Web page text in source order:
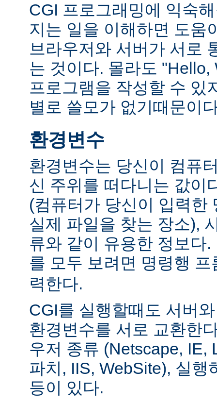
CGI 프로그래밍에 익숙
지는 일을 이해하면 도움
브라우저와 서버가 서로
는 것이다. 몰라도
프로그램을 작성할 수 있
별로 쓸모가 없기때문이
환경변수
환경변수는 당신이 컴퓨
신 주위를 떠다니는 값이
(컴퓨터가 당신이 입력한
실제 파일을 찾는 장소),
류와 같이 유용한 정보다
를 모두 보려면 명령행
력한다.
CGI를 실행할때도 서버
환경변수를 서로 교환한
우저 종류 (Netscape, IE,
파치, IIS, WebSite), 실행
등이 있다.